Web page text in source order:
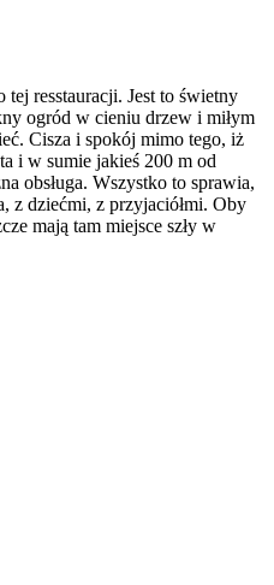
tej resstauracji. Jest to świetny
ogród w cieniu drzew i miłym
Cisza i spokój mimo tego, iż
i w sumie jakieś 200 m od
obsługa. Wszystko to sprawia,
z dziećmi, z przyjaciółmi. Oby
mają tam miejsce szły w